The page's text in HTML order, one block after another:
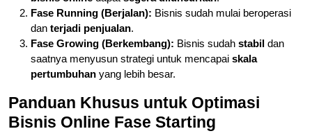
Fase Running (Berjalan): Bisnis sudah mulai beroperasi
dan terjadi penjualan.
Fase Growing (Berkembang): Bisnis sudah stabil dan
saatnya menyusun strategi untuk mencapai skala
pertumbuhan yang lebih besar.
Panduan Khusus untuk Optimasi
Bisnis Online Fase Starting